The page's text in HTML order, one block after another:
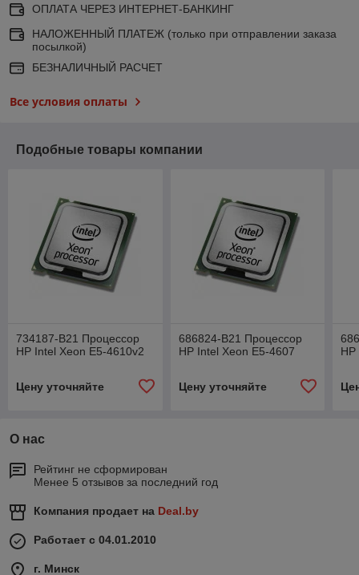
ОПЛАТА ЧЕРЕЗ ИНТЕРНЕТ-БАНКИНГ
НАЛОЖЕННЫЙ ПЛАТЕЖ (только при отправлении заказа
посылкой)
БЕЗНАЛИЧНЫЙ РАСЧЕТ
Все условия оплаты
Подобные товары компании
734187-B21 Процессор
HP Intel Xeon E5-4610v2
Цену уточняйте
686824-B21 Процессор
HP Intel Xeon E5-4607
Цену уточняйте
О нас
Рейтинг не сформирован
Менее 5 отзывов за последний год
Компания продает на Deal.by
Работает с 04.01.2010
г. Минск